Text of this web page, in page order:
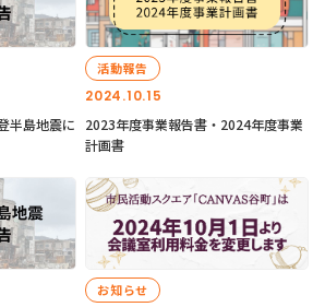
半島地震に
2024.10.15
活動報告
2023年度事業報告書・2024年度事業
計画書
お知らせ